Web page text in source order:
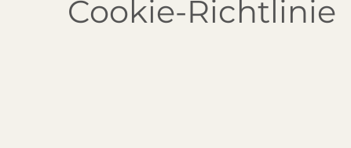
Cookie-Richtlinie